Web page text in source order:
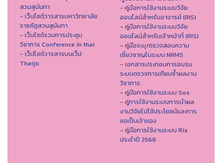
สวนสุนันทา
- เว็บไซต์วารสารมหาวิทยาลัย
ราชภัฏสวนสุนันทา
- เว็บไซต์รวมการประชุม
วิชาการ Conference in thai
- เว็ปไซต์วารสารบนเว็ป
Thaijo
- คู่มือการใช้งานระบบวิจัย
ออนไลน์สำหรับอาจารย์ (RIS)
- คู่มือการใช้งานระบบวิจัย
ออนไลน์สำหรับเจ้าหน้าที่ (RIS)
- คู่มือระบุ/ตรวจสอบความ
เชี่ยวชาญในระบบ NRMS
- เอกสารประกอบการอบรม
ระบบตรวจการเทียบซ้ำผลงาน
วิชาการ
- คู่มือการใช้งานระบบ Sos
- คู่การใช้งานระบบการนำผล
งานวิจัยไปใช้ประโยชน์และการ
ขอเป็นเจ้าของ
- คู่มือการใช้งานระบบ Ris
ประจำปี 2568